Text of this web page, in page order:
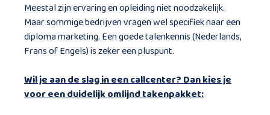
Meestal zijn ervaring en opleiding niet noodzakelijk.
Maar sommige bedrijven vragen wel specifiek naar een
diploma marketing. Een goede talenkennis (Nederlands,
Frans of Engels) is zeker een pluspunt.
Wil je aan de slag in een callcenter? Dan kies je
voor een duidelijk omlijnd takenpakket: